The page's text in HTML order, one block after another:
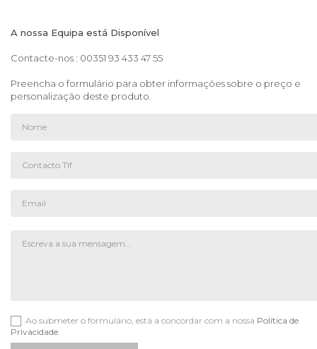
A nossa Equipa está Disponível
Contacte-nos : 00351 93 433 47 55
Preencha o formulário para obter informações sobre o preço e
personalização deste produto.
Ao submeter o formulário, está a concordar com a nossa Política de
Privacidade.